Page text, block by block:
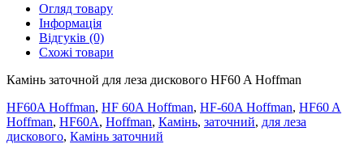
Огляд товару
Інформація
Відгуків (0)
Схожі товари
Камінь заточной для леза дискового HF60 A Hoffman
HF60A Hoffman, HF 60A Hoffman, HF-60A Hoffman, HF60 A
Hoffman, HF60A, Hoffman, Камінь, заточний, для леза
дискового, Камінь заточний